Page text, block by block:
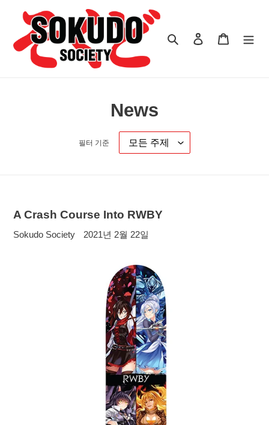
검색 로그인 카트
News
필터 기준
A Crash Course Into RWBY
Sokudo Society 2021년 2월 22일